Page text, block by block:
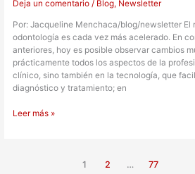
Deja un comentario / Blog, Newsletter
Por: Jacqueline Menchaca/blog/newsletter El
odontología es cada vez más acelerado. En
anteriores, hoy es posible observar cambios
prácticamente todos los aspectos de la
clínico, sino también en la tecnología, que
diagnóstico y tratamiento; en
Leer más »
1 2 … 77